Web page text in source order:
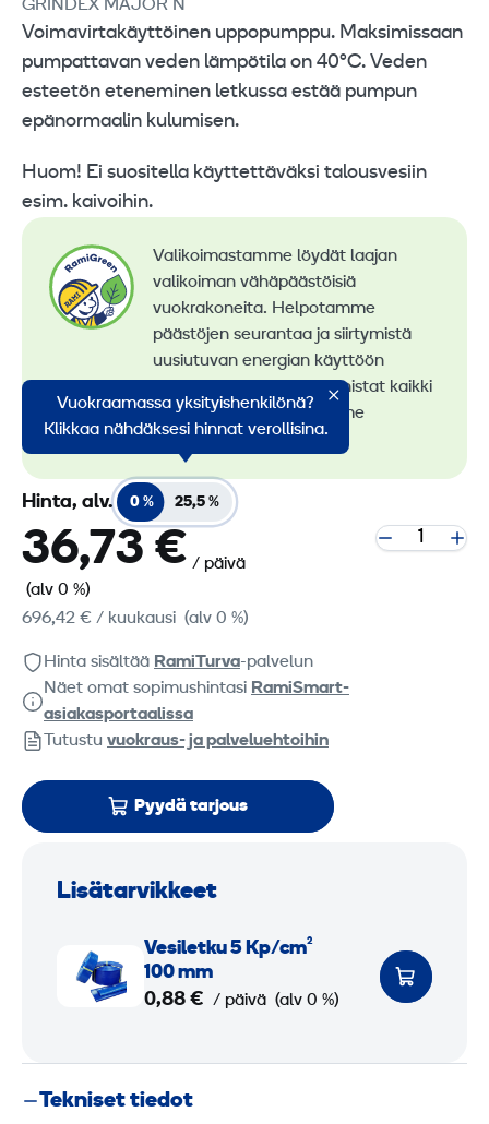
GRINDEX MAJOR N
Voimavirtakäyttöinen uppopumppu. Maksimissaan
pumpattavan veden lämpötila on 40°C. Veden
esteetön eteneminen letkussa estää pumpun
epänormaalin kulumisen.
Huom! Ei suositella käyttettäväksi talousvesiin
esim. kaivoihin.
Valikoimastamme löydät laajan
valikoiman vähäpäästöisiä
vuokrakoneita. Helpotamme
päästöjen seurantaa ja siirtymistä
uusiutuvan energian käyttöön
konevuokrauksessa. Tunnistat kaikki
vähäpäästöiset koneemme
RamiGreen-merkistä.
Vuokraamassa yksityishenkilönä?
Klikkaa nähdäksesi hinnat verollisina.
Hinta, alv. 0 % 25,5 %
36,73 € / päivä
(alv 0 %)
696,42 € / kuukausi (alv 0 %)
Hinta sisältää RamiTurva-palvelun
Näet omat sopimushintasi RamiSmart-
asiakasportaalissa
Tutustu vuokraus- ja palveluehtoihin
Pyydä tarjous
Lisätarvikkeet
Vesi­letku 5 Kp/cm²
100 mm
0,88 € / päivä (alv 0 %)
Tekniset tiedot